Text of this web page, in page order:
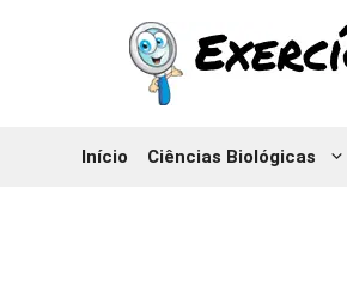
Início Ciências Biológicas